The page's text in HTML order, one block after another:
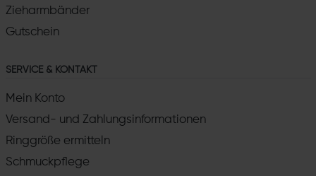
Zieharmbänder
Gutschein
SERVICE & KONTAKT
Mein Konto
Versand- und Zahlungsinformationen
Ringgröße ermitteln
Schmuckpflege